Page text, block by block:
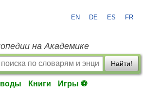
EN DE ES FR
на Академике
Найти!
Книги Игры ⚽